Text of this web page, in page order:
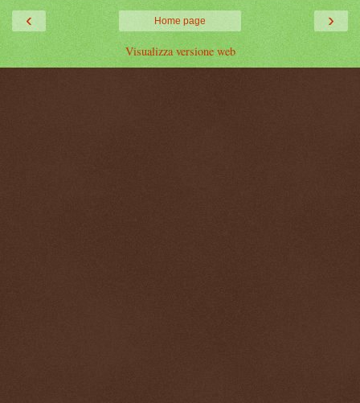
‹ ›
Home page
Visualizza versione web